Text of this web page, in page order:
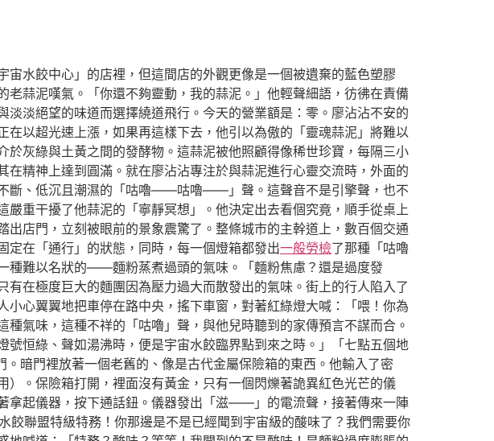
水餃中心」的店裡，但這間店的外觀更像是一個被遺棄的藍色塑膠
蒜泥嘆氣。「你還不夠靈動，我的蒜泥。」他輕聲細語，彷彿在責備
淡絕望的味道而選擇繞道飛行。今天的營業額是：零。廖沾沾不安的
以超光速上漲，如果再這樣下去，他引以為傲的「靈魂蒜泥」將難以
灰綠與土黃之間的發酵物。這蒜泥被他照顧得像稀世珍寶，每隔三小
精神上達到圓滿。就在廖沾沾專注於與蒜泥進行心靈交流時，外面的
斷、低沉且潮濕的「咕嚕——咕嚕——」聲。這聲音不是引擎聲，也不
重干擾了他蒜泥的「寧靜冥想」。他決定出去看個究竟，順手從桌上
店門，立刻被眼前的景象震驚了。整條城市的主幹道上，數百個交通
在「通行」的狀態，同時，每一個燈箱都發出一般勞檢了那種「咕嚕
種難以名狀的——麵粉蒸煮過頭的氣味。「麵粉焦慮？還是過度發
在極度巨大的麵團因為壓力過大而散發出的氣味。街上的行人陷入了
心翼翼地把車停在路中央，搖下車窗，對著紅綠燈大喊：「喂！你為
氣味，這種不祥的「咕嚕」聲，與他兒時聽到的家傳預言不謀而合。
恒綠、聲如湯沸時，便是宇宙水餃臨界點到來之時。」「七點五個地
暗門裡放著一個老舊的、像是古代金屬保險箱的東西。他輸入了密
。保險箱打開，裡面沒有黃金，只有一個閃爍著詭異紅色光芒的儀
拿起儀器，按下通話鈕。儀器發出「滋——」的電流聲，接著傳來一陣
聯盟特級特務！你那邊是不是已經聞到宇宙級的酸味了？我們需要你